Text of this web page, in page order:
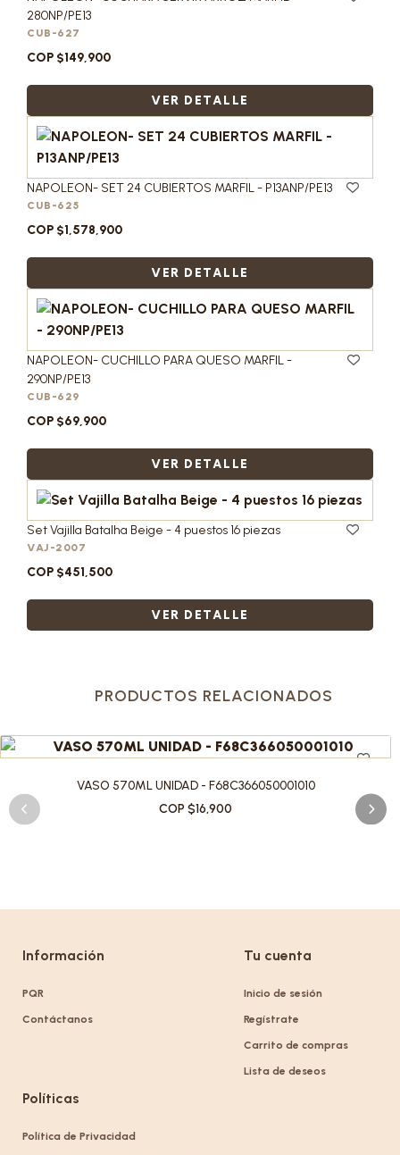
280NP/PE13
CUB-627
COP $149,900
VER DETALLE
NAPOLEON- SET 24 CUBIERTOS MARFIL - P13ANP/PE13
CUB-625
COP $1,578,900
VER DETALLE
NAPOLEON- CUCHILLO PARA QUESO MARFIL -
290NP/PE13
CUB-629
COP $69,900
VER DETALLE
Set Vajilla Batalha Beige - 4 puestos 16 piezas
VAJ-2007
COP $451,500
VER DETALLE
PRODUCTOS RELACIONADOS
VASO 570ML UNIDAD - F68C366050001010
COP $16,900
Información
PQR
Contáctanos
Tu cuenta
Inicio de sesión
Regístrate
Carrito de compras
Lista de deseos
Políticas
Política de Privacidad